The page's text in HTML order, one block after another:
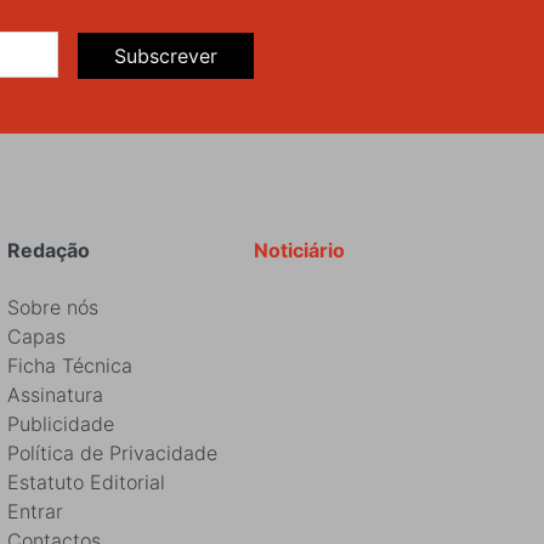
Subscrever
Noticiário
Redação
Sobre nós
Capas
Ficha Técnica
Assinatura
Publicidade
Política de Privacidade
Estatuto Editorial
Entrar